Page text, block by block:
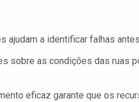
ajudam a identificar falhas
sobre as condições das ruas
eficaz garante que os